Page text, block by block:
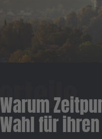
Warum
Wahl für